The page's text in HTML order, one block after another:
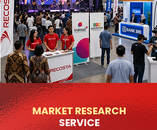
MARKET RESEARCH
SERVICE